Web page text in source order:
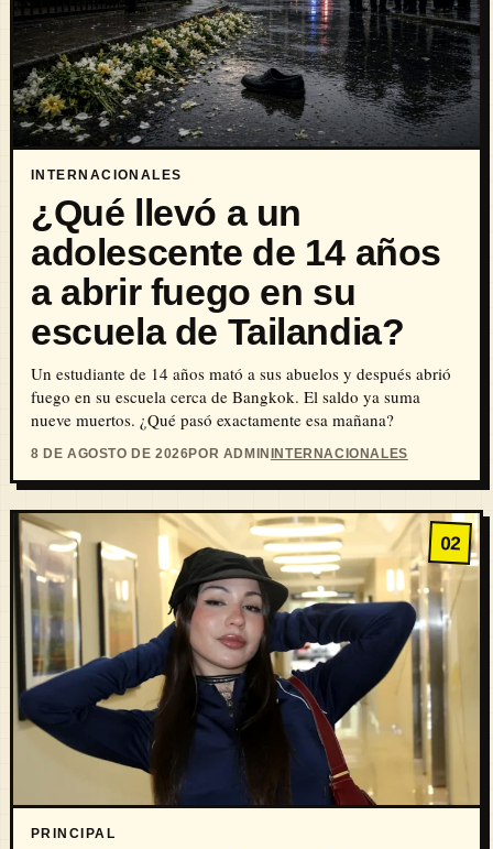
INTERNACIONALES
¿Qué llevó a un
adolescente de 14 años
a abrir fuego en su
escuela de Tailandia?
Un estudiante de 14 años mató a sus abuelos y después abrió
fuego en su escuela cerca de Bangkok. El saldo ya suma
nueve muertos. ¿Qué pasó exactamente esa mañana?
8 DE AGOSTO DE 2026POR ADMIN INTERNACIONALES
02
PRINCIPAL